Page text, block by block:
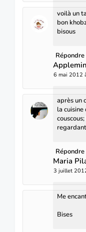
voilà un
bon
bisous
Répondre
6 mai 2012
après un
la
Répondre
Maria
3 juillet
Me
Bises